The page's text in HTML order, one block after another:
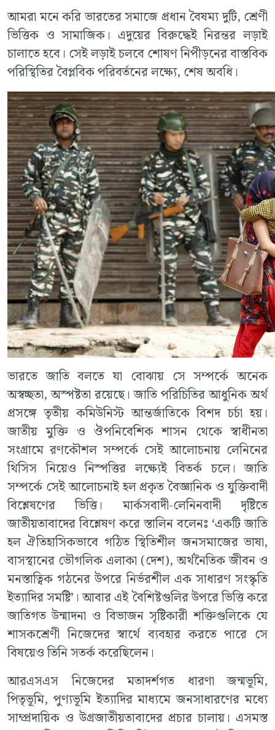
আমরা মনে করি ভারতের সমাজে প্রধান বৈষম্য দুটি, শ্রেণী
ভিত্তিক ও সামাজিক। এদুয়ের বিরুদ্ধেই নিরন্তর লড়াই
চালাতে হবে। সেই লড়াই চলবে শোষণ নিপীড়নের বাস্তবিক
পরিস্থিতির বৈপ্লবিক পরিবর্তনের লক্ষ্যে, শেষ অবধি।
ভারতে জাতি বলতে যা বোঝায় সে সম্পর্কে অনেক
অস্বচ্ছতা, অস্পষ্টতা রয়েছে। জাতি পরিচিতির আধুনিক অর্থ
প্রসঙ্গে তৃতীয় কমিউনিস্ট আন্তর্জাতিকে বিশদ চর্চা হয়।
জাতীয় মুক্তি ও ঔপনিবেশিক শাসন থেকে স্বাধীনতা
সংগ্রামে রণকৌশল সম্পর্কে সেই আলোচনায় লেনিনের
থিসিস নিয়েও নিস্পত্তির লক্ষ্যেই বিতর্ক চলে। জাতি
সম্পর্কে সেই আলোচনাই হল প্রকৃত বৈজ্ঞানিক ও যুক্তিবাদী
বিশ্লেষণের ভিত্তি। মার্কসবাদী-লেনিনবাদী দৃষ্টিতে
জাতীয়তাবাদের বিশ্লেষণ করে স্তালিন বলেনঃ ‘একটি জাতি
হল ঐতিহাসিকভাবে গঠিত স্থিতিশীল জনসমাজের ভাষা,
বাসস্থানের ভৌগলিক এলাকা (দেশ), অর্থনৈতিক জীবন ও
মনস্তাত্বিক গঠনের উপরে নির্ভরশীল এক সাধারণ সংস্কৃতি
ইত্যাদির সমষ্টি’। আবার এই বৈশিষ্টগুলির উপরে ভিত্তি করে
জাতিগত উন্মাদনা ও বিভাজন সৃষ্টিকারী শক্তিগুলিকে যে
শাসকশ্রেণী নিজেদের স্বার্থে ব্যবহার করতে পারে সে
বিষয়েও তিনি সতর্ক করেছিলেন।
আরএসএস নিজেদের মতাদর্শগত ধারণা জন্মভূমি,
পিতৃভূমি, পুণ্যভূমি ইত্যাদির মাধ্যমে জনসাধারণের মধ্যে
সাম্প্রদায়িক ও উগ্রজাতীয়তাবাদের প্রচার চালায়। এসমস্ত